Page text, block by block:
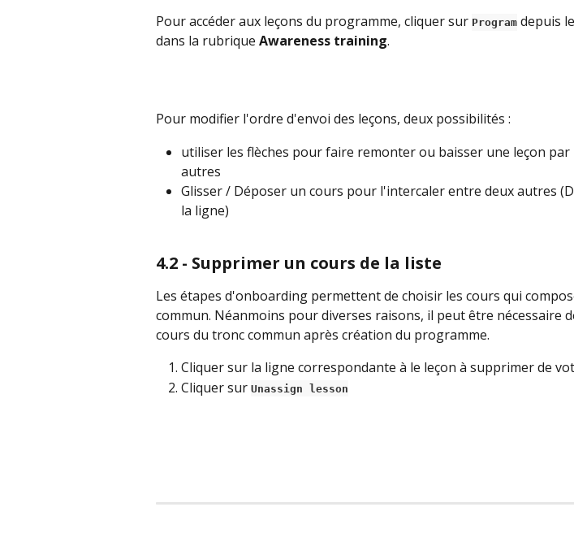
Pour accéder aux leçons du programme, cliquer sur Program depuis
dans la rubrique Awareness training.
Pour modifier l'ordre d'envoi des leçons, deux possibilités :
utiliser les flèches pour faire remonter ou baisser une leçon
autres
Glisser / Déposer un cours pour l'intercaler entre deux autres
la ligne)
4.2 - Supprimer un cours de la liste
Les étapes d'onboarding permettent de choisir les cours qui
commun. Néanmoins pour diverses raisons, il peut être nécessaire
cours du tronc commun après création du programme.
Cliquer sur la ligne correspondante à le leçon à supprimer de
Cliquer sur Unassign lesson